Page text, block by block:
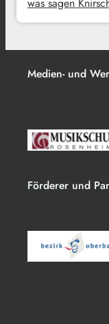
Medien- und
Förderer und